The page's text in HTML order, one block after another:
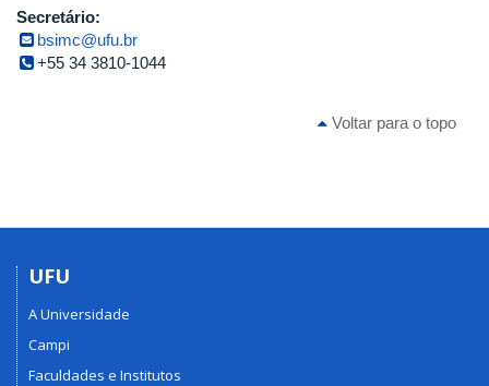
Secretário:
bsimc@ufu.br
+55 34 3810-1044
Voltar para o topo
UFU
A Universidade
Campi
Faculdades e Institutos